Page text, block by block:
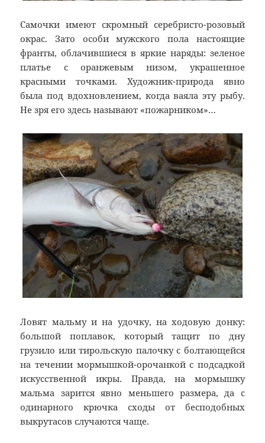
Самочки имеют скромный серебристо-розовый
окрас. Зато особи мужского пола настоящие
франты, облачившиеся в яркие наряды: зеленое
платье с оранжевым низом, украшенное
красными точками. Художник-природа явно
была под вдохновлением, когда ваяла эту рыбу.
Не зря его здесь называют «пожарником»…
Ловят мальму и на удочку, на ходовую донку:
большой поплавок, который тащит по дну
грузило или тирольскую палочку с болтающейся
на течении мормышкой-орочанкой с подсадкой
искусственной икры. Правда, на мормышку
мальма зарится явно меньшего размера, да с
одинарного крючка сходы от бесподобных
выкрутасов случаются чаще.